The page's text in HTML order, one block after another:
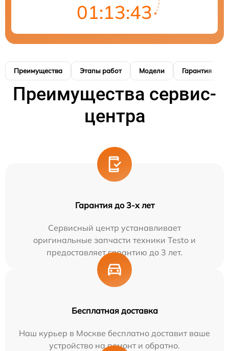
01:13:42
Преимущества Этапы работ Модели Гарантия
Преимущества сервис-
центра
Гарантия до 3-х лет
Сервисный центр устанавливает
оригинальные запчасти техники Testo и
предоставляет гарантию до 3 лет.
Бесплатная доставка
Наш курьер в Москве бесплатно доставит ваше
устройство на ремонт и обратно.